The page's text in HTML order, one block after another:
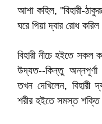
আশা কহিল, "বিহারী-
ঘরে গিয়া দ্বার রোধ
বিহারী নীচে হইতে সকল
উদ্যত--কিন্তু অন্নপূর্ণা
তখন দেখিলেন, বিহারী
শরীর হইতে সমস্ত শক্তি